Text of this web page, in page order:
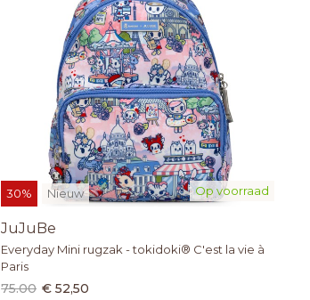
Op voorraad
30% Nieuw
JuJuBe
Everyday Mini rugzak - tokidoki® C'est la vie à
Paris
75.00 € 52,50